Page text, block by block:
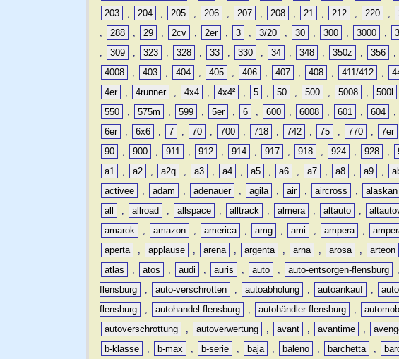
203
, 204 , 205 , 206 , 207 , 208 , 21 , 212 , 220 ,
,
288 , 29 , 2cv , 2er , 3 , 3/20 , 30 , 300 , 3000 ,
,
309 , 323 , 328 , 33 , 330 , 34 , 348 , 350z , 356 ,
4008
, 403 , 404 , 405 , 406 , 407 , 408 , 411/412 ,
4er
, 4runner , 4x4 , 4x4² , 5 , 50 , 500 , 5008 , 500l
550
, 575m , 599 , 5er , 6 , 600 , 6008 , 601 , 604 ,
6er
, 6x6 , 7 , 70 , 700 , 718 , 742 , 75 , 770 , 7er
90
, 900 , 911 , 912 , 914 , 917 , 918 , 924 , 928 ,
a1
, a2 , a2q , a3 , a4 , a5 , a6 , a7 , a8 , a9 ,
activee
, adam , adenauer , agila , air , aircross , alaskan
all
, allroad , allspace , alltrack , almera , altauto ,
amarok
, amazon , america , amg , ami , ampera ,
aperta
, applause , arena , argenta , arna , arosa , arteon
atlas
, atos , audi , auris , auto , auto-entsorgen-flensburg ,
flensburg
, auto-verschrotten , autoabholung , autoankauf ,
flensburg
, autohandel-flensburg , autohändler-flensburg ,
autoverschrottung
, autoverwertung , avant , avantime ,
b-klasse
, b-max , b-serie , baja , baleno , barchetta ,